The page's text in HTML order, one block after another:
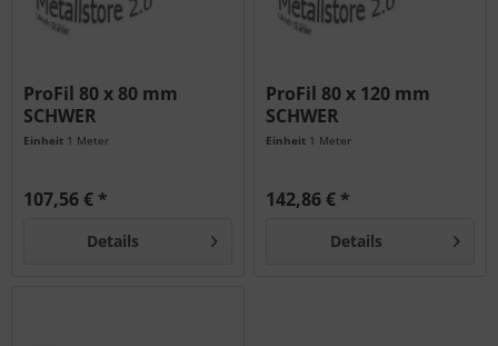
ProFil 80 x 80 mm
SCHWER
Einheit 1 Meter
107,56 € *
Details
ProFil 80 x 120 mm
SCHWER
Einheit 1 Meter
142,86 € *
Details